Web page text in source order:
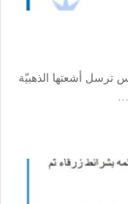
ترسل أشعتها الذهبيّة